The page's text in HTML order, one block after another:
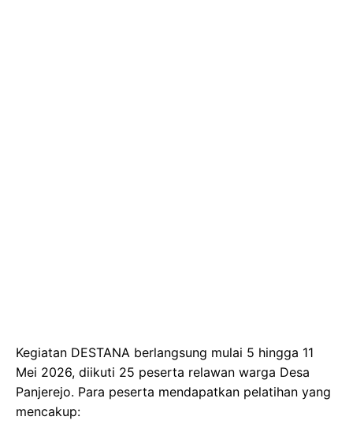
Kegiatan DESTANA berlangsung mulai 5 hingga 11
Mei 2026, diikuti 25 peserta relawan warga Desa
Panjerejo. Para peserta mendapatkan pelatihan yang
mencakup: